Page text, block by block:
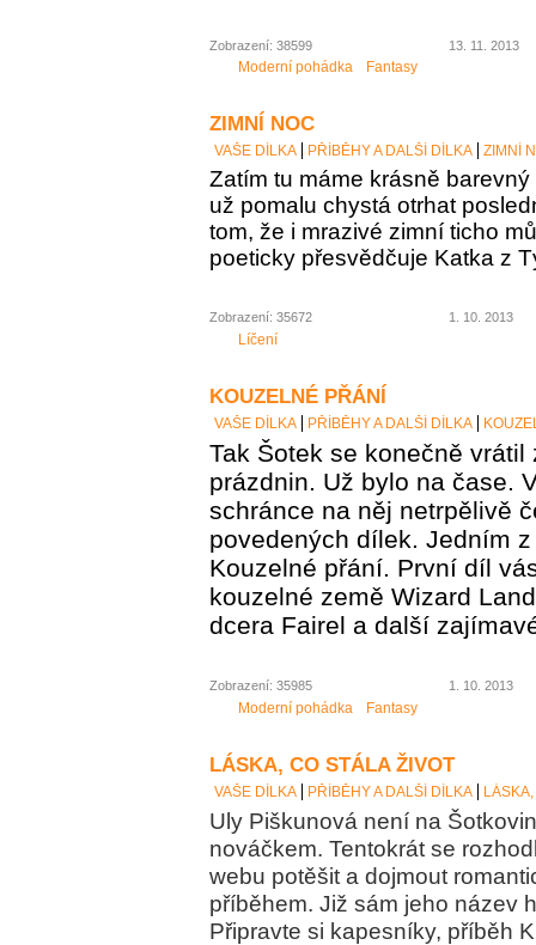
Zobrazení: 38599 13. 11. 2013
Moderní pohádka Fantasy
ZIMNÍ NOC
VAŠE DÍLKA PŘÍBĚHY A DALŠÍ DÍLKA ZIMNÍ
Zatím tu máme krásně
už pomalu chystá otrhat
tom, že i mrazivé zimní ticho
poeticky přesvědčuje Katka z
Zobrazení: 35672 1. 10. 2013
Líčení
KOUZELNÉ PŘÁNÍ
VAŠE DÍLKA PŘÍBĚHY A DALŠÍ DÍLKA
Tak Šotek se konečně vrátil
prázdnin. Už bylo na čase.
schránce na něj netrpělivě
povedených dílek. Jedním
Kouzelné přání. První díl
kouzelné země Wizard
dcera Fairel a další
Zobrazení: 35985 1. 10. 2013
Moderní pohádka Fantasy
LÁSKA, CO STÁLA ŽIVOT
VAŠE DÍLKA PŘÍBĚHY A DALŠÍ DÍLKA
Uly Piškunová není na
nováčkem. Tentokrát se
webu potěšit a dojmout
příběhem. Již sám jeho název
Připravte si kapesníky, příběh